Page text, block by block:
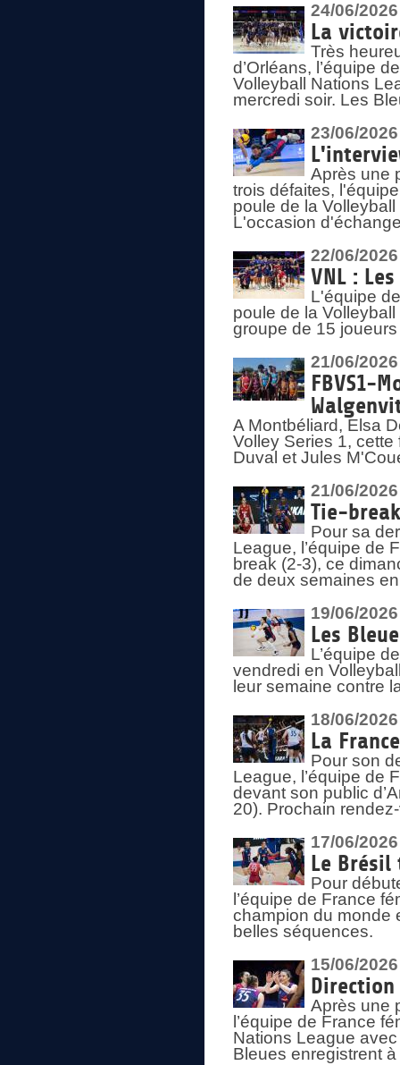
24/06/2026
La
Très
d’Orléans, l’équipe
Volleyball Nations
mercredi soir. Les
23/06/2026
Après une
trois défaites,
poule de la
L'occasion
22/06/2026
VNL :
L'équipe
poule de la
groupe de 15
21/06/2026
FBVS1-
A Montbéliard, Elsa
Volley Series 1,
Duval et Jules
21/06/2026
Tie-
Pour sa
League, l’équipe de
break (2-3), ce
de deux semaines
19/06/2026
Les
L’équipe
vendredi en
leur semaine contre
18/06/2026
La
Pour son
League, l’équipe de
devant son public
20). Prochain
17/06/2026
Le
Pour
l’équipe de France
champion du monde
belles séquences.
15/06/2026
Après une
l’équipe de France
Nations League
Bleues enregistrent